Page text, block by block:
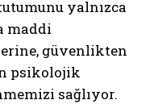
yalnızca
maddi
güvenlikten
psikolojik
sağlıyor.